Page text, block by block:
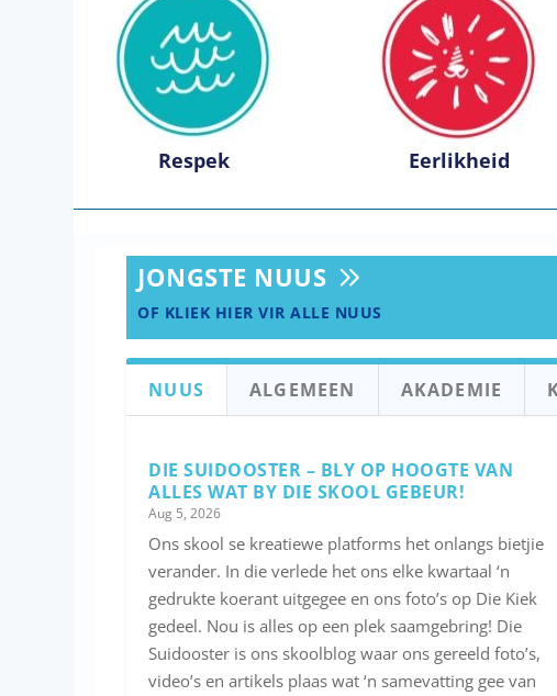
Respek Eerlikheid
JONGSTE NUUS
OF KLIEK HIER VIR ALLE NUUS
NUUS ALGEMEEN AKADEMIE
DIE SUIDOOSTER – BLY OP HOOGTE VAN
ALLES WAT BY DIE SKOOL GEBEUR!
Aug 5, 2026
Ons skool se kreatiewe platforms het onlangs bietjie
verander. In die verlede het ons elke kwartaal ‘n
gedrukte koerant uitgegee en ons foto’s op Die Kiek
gedeel. Nou is alles op een plek saamgebring! Die
Suidooster is ons skoolblog waar ons gereeld foto’s,
video’s en artikels plaas wat ‘n samevatting gee van